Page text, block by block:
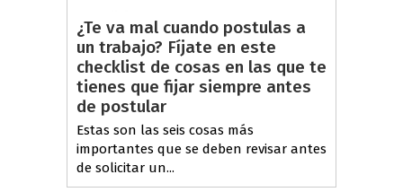
¿Te va mal cuando postulas a
un trabajo? Fíjate en este
checklist de cosas en las que te
tienes que fijar siempre antes
de postular
Estas son las seis cosas más
importantes que se deben revisar antes
de solicitar un...